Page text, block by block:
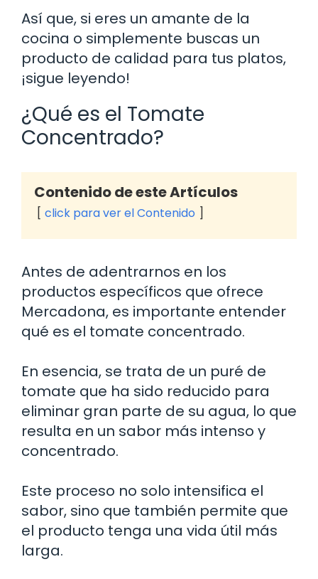
Así que, si eres un amante de la
cocina o simplemente buscas un
producto de calidad para tus platos,
¡sigue leyendo!
¿Qué es el Tomate
Concentrado?
Contenido de este Artículos
click para ver el Contenido
Antes de adentrarnos en los
productos específicos que ofrece
Mercadona, es importante entender
qué es el tomate concentrado.
En esencia, se trata de un puré de
tomate que ha sido reducido para
eliminar gran parte de su agua, lo que
resulta en un sabor más intenso y
concentrado.
Este proceso no solo intensifica el
sabor, sino que también permite que
el producto tenga una vida útil más
larga.